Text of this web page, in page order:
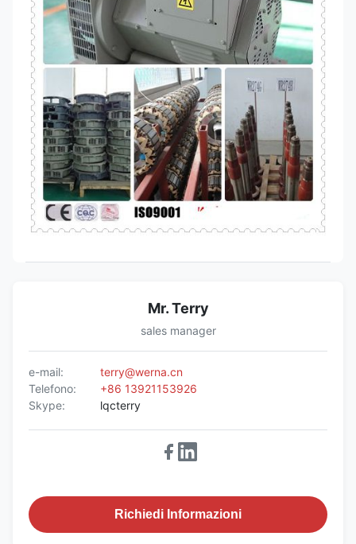
Mr. Terry
sales manager
e-mail:
terry@werna.cn
Telefono:
+86 13921153926
Skype:
lqcterry
Richiedi Informazioni